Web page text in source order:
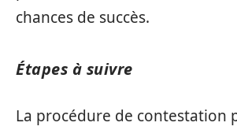
chances de succès.
Étapes à suivre
La procédure de contestation